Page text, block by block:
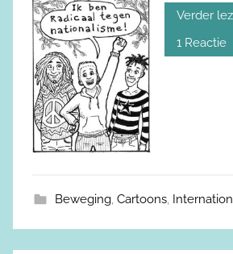
Verder
1 Reactie
Beweging, Cartoons,